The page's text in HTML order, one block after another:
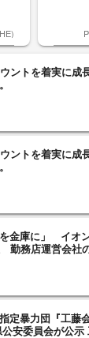
ントを着実に成
ントを着実に成
を金庫に」 イオ
勤務店運営会社
定暴力団『工藤
安委員会が公示